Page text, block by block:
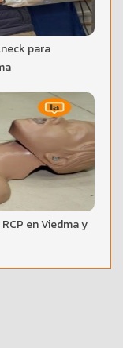
para
en Viedma y